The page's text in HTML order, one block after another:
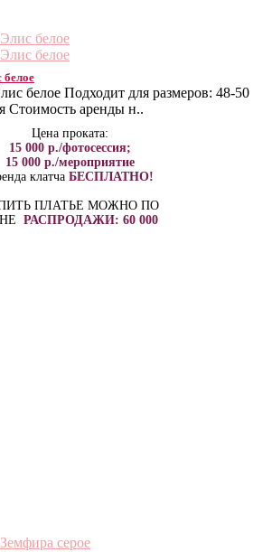
белое
белое Подходит для размеров: 48-50
Стоимость аренды н..
Цена проката:
15 000 р./фотосессия;
15 000 р./мероприятие
клатча БЕСПЛАТНО!
ПЛАТЬЕ МОЖНО ПО
РАСПРОДАЖИ: 60 000